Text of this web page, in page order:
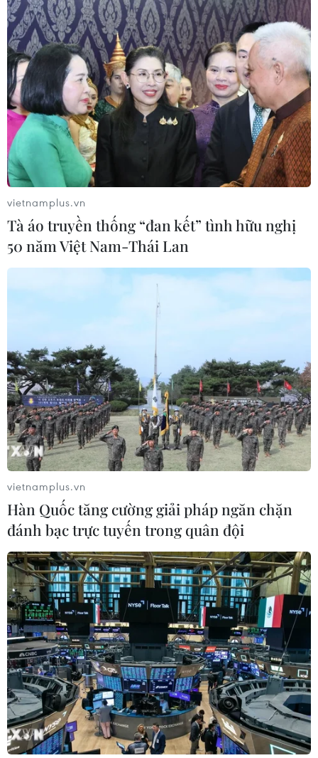
vietnamplus.vn
Tà áo truyền thống “đan kết” tình hữu nghị
50 năm Việt Nam-Thái Lan
vietnamplus.vn
Hàn Quốc tăng cường giải pháp ngăn chặn
đánh bạc trực tuyến trong quân đội